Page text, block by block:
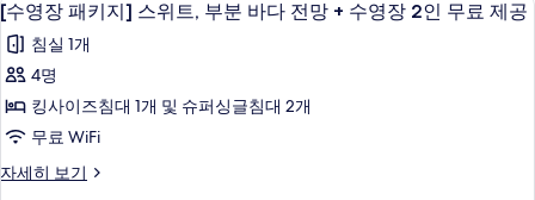
인
무
료
제
공
사
인
무
료
제
공
세
히
보
층,
시
내
전
망
+
스
위
트,
복
시
내
망
영
장
패
키
스
7
[수영장 패키지] 스위트, 부분 바다 전망 + 수영장 2인 무료 제공
침실 1개
4명
킹사이즈침대 1개 및 슈퍼싱글침대 2개
무료 WiFi
자세히 보기
[수